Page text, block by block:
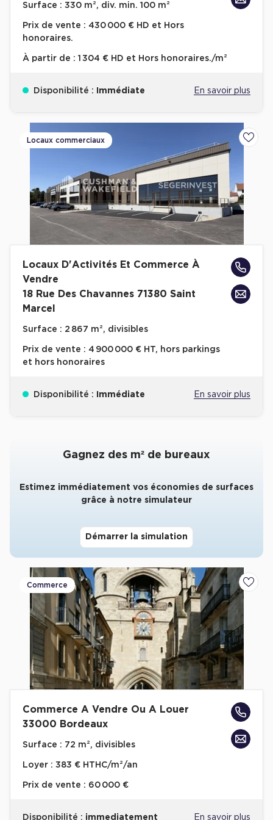
Entrepôts et Locaux d'activités - Programmes neufs
Location de plateformes Logistique à Amiens
Location de plateformes Logistique à Marseille
Location de plateformes Logistique à Le Havre
Achat de plateformes Logistique
Achat de plateformes Logistique en Bretagne
Achat de plateformes Logistique à Lyon
Collections de Logistique
Entrepôts logistique classe A
Location de Commerces
Location de Commerces à Bordeaux
Location de Commerces à Reims
Achat de Commerces
Achat de Commerces à Nîmes
Achat de Commerces à Toulouse
Achat de Commerces à Marseille
Achat de Commerces à Dijon
Bureaux privés
Bureaux privés à Lille
Surface : 330 m², div. min. 100 m²
Prix de vente : 430 000 € HD et Hors
honoraires.
À partir de : 1 304 € HD et Hors honoraires./m²
Disponibilité : Immédiate En savoir plus
Locaux commerciaux
Locaux D'Activités Et Commerce À
Vendre
18 Rue Des Chavannes 71380 Saint
Marcel
Surface : 2 867 m², divisibles
Prix de vente : 4 900 000 € HT, hors parkings
et hors honoraires
Disponibilité : Immédiate En savoir plus
Gagnez des m² de bureaux
Estimez immédiatement vos économies de surfaces
grâce à notre simulateur
Démarrer la simulation
Commerce
Commerce A Vendre Ou A Louer
33000 Bordeaux
Surface : 72 m², divisibles
Loyer : 383 € HTHC/m²/an
Prix de vente : 60 000 €
Disponibilité : immediatement En savoir plus